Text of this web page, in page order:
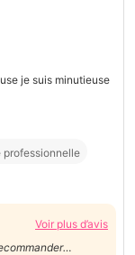
je suis minutieuse
professionnelle
Voir plus d’avis